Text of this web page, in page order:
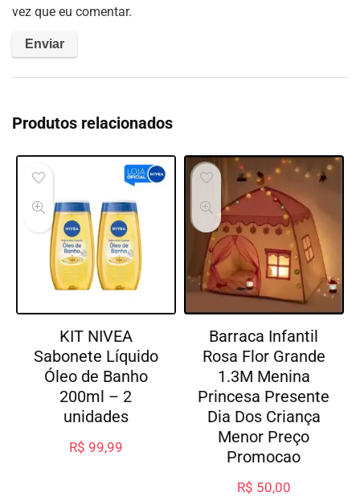
vez que eu comentar.
Produtos relacionados
KIT NIVEA
Sabonete Líquido
Óleo de Banho
200ml – 2
unidades
R$ 99,99
Barraca Infantil
Rosa Flor Grande
1.3M Menina
Princesa Presente
Dia Dos Criança
Menor Preço
Promocao
R$ 50,00